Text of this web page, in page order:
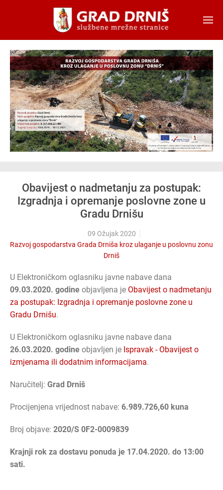
Skip to main content
Obavijest o nadmetanju za postupak:
Izgradnja i opremanje poslovne zone u
Gradu Drnišu
09 Ožujak 2020
Razvoj gospodarstva Grada Drniša kroz ulaganje u poslovnu zonu
Drniš
U Elektroničkom oglasniku javne nabave dana
09.03.2020. godine objavljena je Obavijest o nadmetanju
za postupak: Izgradnja i opremanje poslovne zone u
Gradu Drnišu.
U Elektroničkom oglasniku javne nabave dana
26.03.2020. godine objavljen je Ispravak - Obavijest o
izmjenama ili dodatnim informacijama.
Naručitelj: Grad Drniš
Procijenjena vrijednost nabave: 6.989.726,60 kuna
Broj objave: 2020/S 0F2-0009839
Krajnji rok za dostavu ponuda je 17.04.2020. do 13:00
sati.